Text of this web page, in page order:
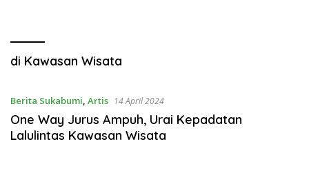
di Kawasan Wisata
Berita Sukabumi, Artis 14 April 2024
One Way Jurus Ampuh, Urai Kepadatan
Lalulintas Kawasan Wisata